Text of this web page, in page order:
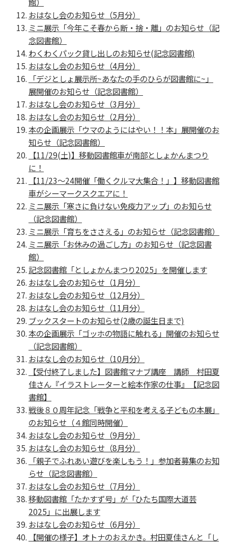
おはなし会のお知らせ（5月分）
ミニ展示「今年こそ春から断・捨・離」のお知らせ（記
念図書館）
わくわくパック貸し出しのお知らせ(記念図書館)
おはなし会のお知らせ（4月分）
「デジとしょ展示所~あなたの手のひらが図書館に~」
展開催のお知らせ（記念図書館）
おはなし会のお知らせ（3月分）
おはなし会のお知らせ（2月分）
本の企画展示「ウマのようにはやい！！本」展開催のお
知らせ（記念図書館）
【11/29(土)】移動図書館車が南部としょかんまつり
に！
【11/23～24開催「働くクルマ大集合！」】移動図書館
車がシーマークスクエアに！
ミニ展示「寒さに負けない免疫力アップ」のお知らせ
（記念図書館）
ミニ展示「育ちをささえる」のお知らせ（記念図書館）
ミニ展示「お休みの過ごし方」のお知らせ（記念図書
館）
記念図書館「としょかんまつり2025」を開催します
おはなし会のお知らせ（1月分）
おはなし会のお知らせ（12月分）
おはなし会のお知らせ（11月分）
ブックスタートのお知らせ(2歳の誕生日まで)
本の企画展示「ゴッホの物語に触れる」開催のお知らせ
（記念図書館）
おはなし会のお知らせ（10月分）
【受付終了しました】図書館マナブ講座 講師 村田夏
佳さん『イラストレーターと絵本作家の仕事』【記念図
書館】
戦後８０周年記念「戦争と平和を考える子どもの本展」
のお知らせ（４館同時開催）
おはなし会のお知らせ（9月分）
おはなし会のお知らせ（8月分）
「親子でふれあい遊びを楽しもう！」参加者募集のお知
らせ（記念図書館）
おはなし会のお知らせ（7月分）
移動図書館「たかすず号」が「ひたち国際大道芸
2025」に出展します
おはなし会のお知らせ（6月分）
【開催の様子】オトナのおえかき。村田夏佳さんと「し